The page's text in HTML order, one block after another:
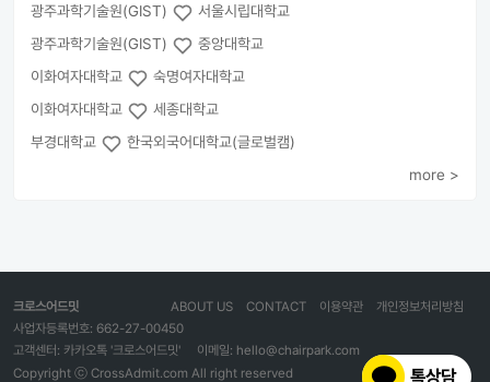
광주과학기술원(GIST)
서울시립대학교
광주과학기술원(GIST)
중앙대학교
이화여자대학교
숙명여자대학교
이화여자대학교
세종대학교
부경대학교
한국외국어대학교(글로벌캠)
more >
크로스어드밋 개인정보처리방침
이용약관
CONTACT
ABOUT US
사업자등록번호: 662-27-00450
고객센터: 카카오톡 '크로스어드밋'
이메일: hello@chairpark.com
Copyright ⓒ CrossAdmit.com All right reserved